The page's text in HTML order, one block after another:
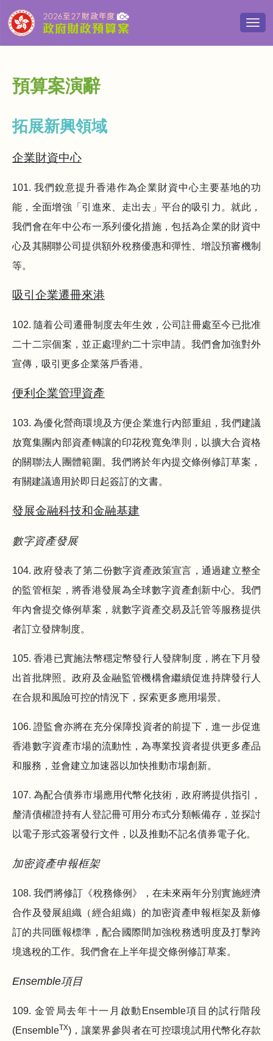
切
預算案演辭
拓展新興領域
企業財資中心
101. 我們銳意提升香港作為企業財資中心主要基地的功
能，全面增強「引進來、走出去」平台的吸引力。就此，
我們會在年中公布一系列優化措施，包括為企業的財資中
心及其關聯公司提供額外稅務優惠和彈性、增設預審機制
等。
吸引企業遷冊來港
102. 隨着公司遷冊制度去年生效，公司註冊處至今已批准
二十二宗個案，並正處理約二十宗申請。我們會加強對外
宣傳，吸引更多企業落戶香港。
便利企業管理資產
103. 為優化營商環境及方便企業進行內部重組，我們建議
放寬集團內部資產轉讓的印花稅寬免準則，以擴大合資格
的關聯法人團體範圍。我們將於年內提交條例修訂草案，
有關建議適用於即日起簽訂的文書。
發展金融科技和金融基建
數字資產發展
104. 政府發表了第二份數字資產政策宣言，通過建立整全
的監管框架，將香港發展為全球數字資產創新中心。我們
年內會提交條例草案，就數字資產交易及託管等服務提供
者訂立發牌制度。
105. 香港已實施法幣穩定幣發行人發牌制度，將在下月發
出首批牌照。政府及金融監管機構會繼續促進持牌發行人
在合規和風險可控的情況下，探索更多應用場景。
106. 證監會亦將在充分保障投資者的前提下，進一步促進
香港數字資產市場的流動性，為專業投資者提供更多產品
和服務，並會建立加速器以加快推動市場創新。
107. 為配合債券市場應用代幣化技術，政府將提供指引，
釐清債權證持有人登記冊可用分布式分類帳備存，並探討
以電子形式簽署發行文件，以及推動不記名債券電子化。
加密資產申報框架
108. 我們將修訂《稅務條例》，在未來兩年分別實施經濟
合作及發展組織（經合組織）的加密資產申報框架及新修
訂的共同匯報標準，配合國際間加強稅務透明度及打擊跨
境逃稅的工作。我們會在上半年提交條例修訂草案。
Ensemble項目
109. 金管局去年十一月啟動Ensemble項目的試行階段
(EnsembleTX)，讓業界參與者在可控環境試用代幣化存款